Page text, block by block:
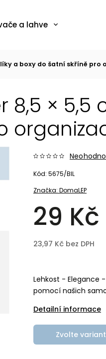
a lahve Boxy,
a boxy do šatní skříně pro
8,5 ×
Značka: DomaLEP
29 Kč
23,97 Kč bez DPH
Kód: 5675/BIL
Lehkost - Elegance
pomocí našich
Detailní informace
Zvolte